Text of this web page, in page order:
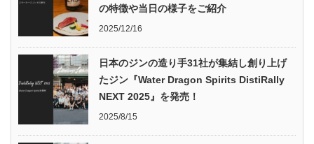
の特徴や当日の様子をご紹介
2025/12/16
日本のジンの造り手31社が集結し創り上げ
たジン『Water Dragon Spirits DistiRally
NEXT 2025』を発売！
2025/8/15